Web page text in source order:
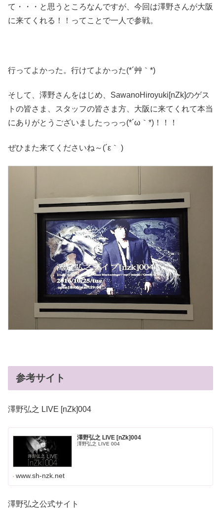
て・・・と思うところなんですが、今回は澤野さんが大阪
に来てくれる！！ってことで一人で参戦。
行ってよかった。行けてよかった(*´艸｀*)
そして、澤野さんをはじめ、SawanoHiroyuki[nZk]のゲス
トの皆さま、スタッフの皆さま方、大阪に来てくれて本当
にありがとうございましたっっっ(*´ω｀*)！！！
ぜひまた来てくださいね～(´ε｀ )
参考サイト
澤野弘之 LIVE [nZk]004
澤野弘之 LIVE [nZk]004
澤野弘之 LIVE 004
www.sh-nzk.net
澤野弘之公式サイト